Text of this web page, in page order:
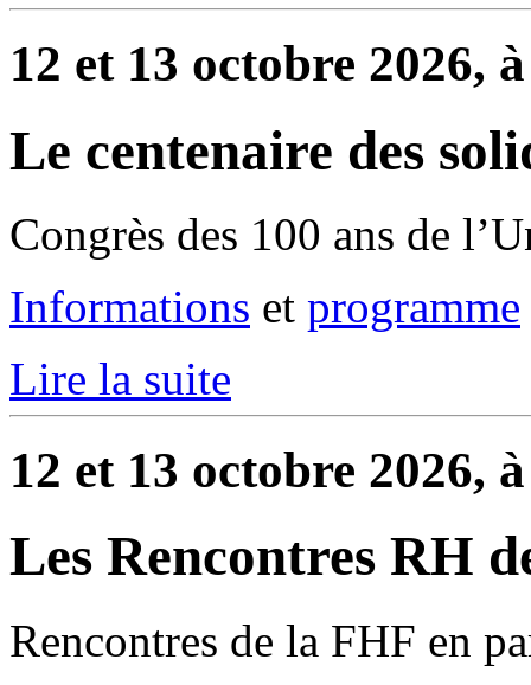
12 et 13 octobre 2026,
Le centenaire des
Congrès des 100 ans de
Informations et programme
Lire la suite
12 et 13 octobre 2026,
Les Rencontres RH
Rencontres de la FHF en